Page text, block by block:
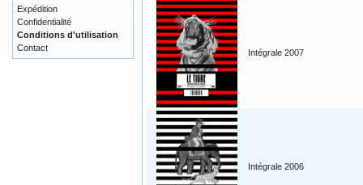
Intégrale 2007
Intégrale 2006
Expédition
Confidentialité
Conditions d'utilisation
Contact